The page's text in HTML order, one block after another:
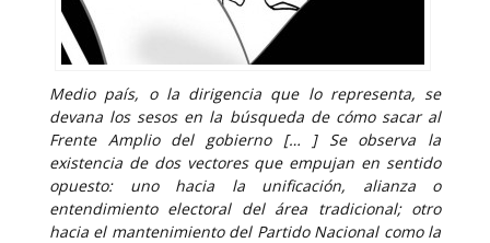
Medio país, o la dirigencia que lo representa, se
devana los sesos en la búsqueda de cómo sacar al
Frente Amplio del gobierno [… ] Se observa la
existencia de dos vectores que empujan en sentido
opuesto: uno hacia la unificación, alianza o
entendimiento electoral del área tradicional; otro
hacia el mantenimiento del Partido Nacional como la